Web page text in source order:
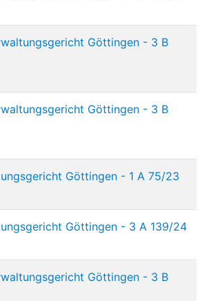
Göttingen - 3 B
Göttingen - 3 B
Göttingen - 1 A 75/23
Göttingen - 3 A 139/24
Göttingen - 3 B